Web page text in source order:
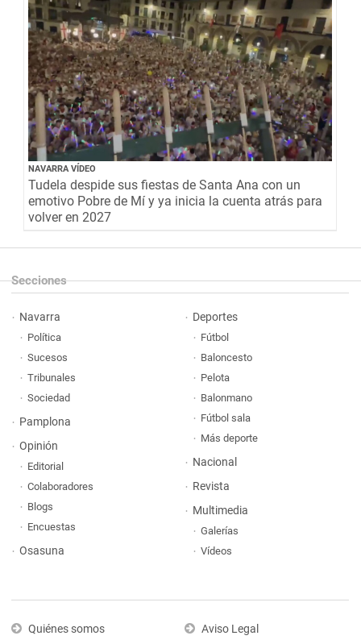
NAVARRA VÍDEO
Tudela despide sus fiestas de Santa Ana con un
emotivo Pobre de Mí y ya inicia la cuenta atrás para
volver en 2027
Secciones
Navarra
Política
Sucesos
Tribunales
Sociedad
Pamplona
Opinión
Editorial
Colaboradores
Blogs
Encuestas
Osasuna
Deportes
Fútbol
Baloncesto
Pelota
Balonmano
Fútbol sala
Más deporte
Nacional
Revista
Multimedia
Galerías
Vídeos
Quiénes somos Aviso Legal